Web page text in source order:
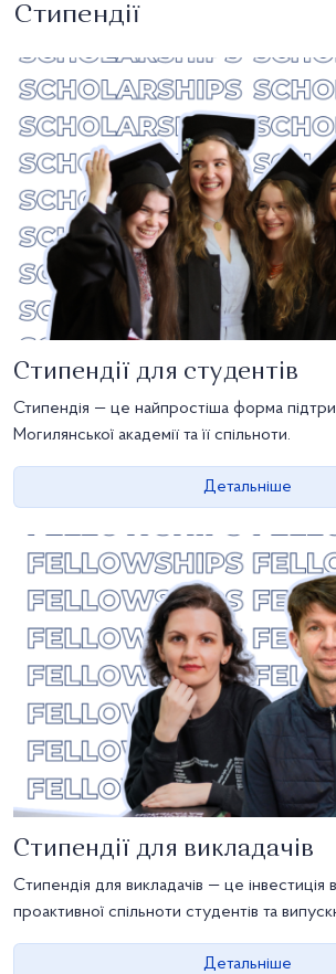
Стипендії
Стипендії для студентів
Стипендія — це найпростіша форма
Могилянської академії та її спільноти.
Детальніше
Стипендії для викладачів
Cтипендія для викладачів — це інвестиція
проактивної спільноти студентів та
Детальніше